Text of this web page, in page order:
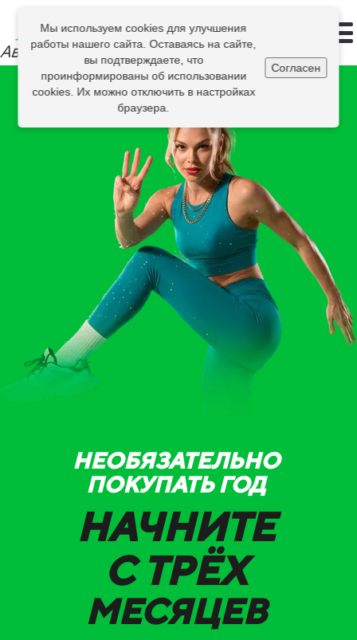
НЕОБЯЗАТЕЛЬНО
ПОКУПАТЬ ГОД
НАЧНИТЕ
С ТРЁХ
МЕСЯЦЕВ
Мы используем cookies для улучшения
работы нашего сайта. Оставаясь на сайте,
вы подтверждаете, что
проинформированы об использовании
cookies. Их можно отключить в настройках
браузера.
Согласен